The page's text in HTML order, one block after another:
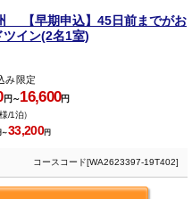
【早期申込】45日前までがお
イン(2名1室)
み限定
円～16,600円
/1泊）
～33,200円
コースコード[WA2623397-19T402]